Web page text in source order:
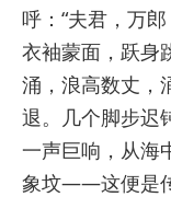
呼：“夫君，万
衣袖蒙面，跃身
涌，浪高数丈，
退。几个脚步迟
一声巨响，从海
象坟——这便是